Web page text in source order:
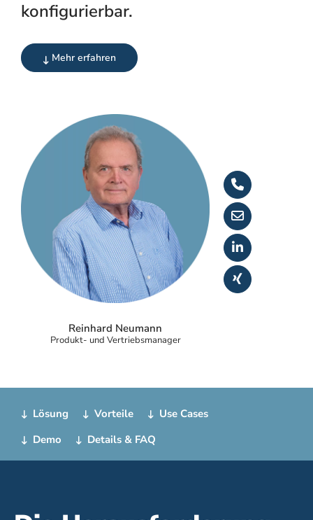
konfigurierbar.
Mehr erfahren
Reinhard Neumann
Produkt- und Vertriebsmanager
Lösung Vorteile
Use Cases
Demo
Details & FAQ